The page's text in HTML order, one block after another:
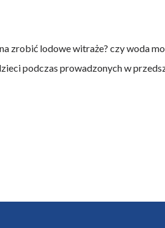
zrobić lodowe witraże? czy woda
podczas prowadzonych w